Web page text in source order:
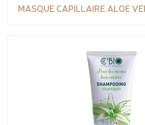
MASQUE CAPILLAIRE ALOE